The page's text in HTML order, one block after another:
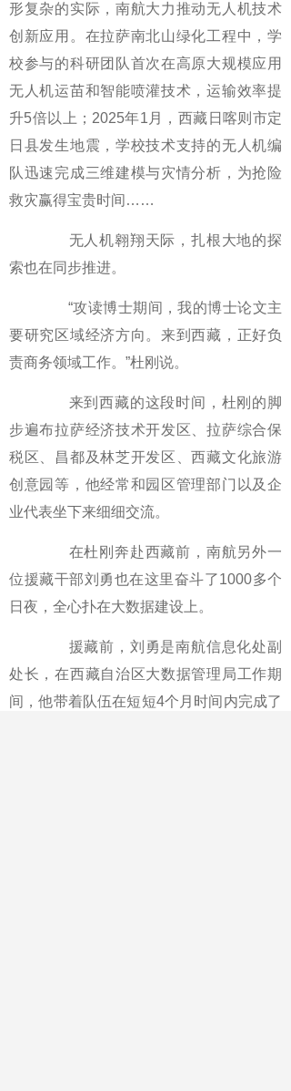
形复杂的实际，南航大力推动无人机技术
创新应用。在拉萨南北山绿化工程中，学
校参与的科研团队首次在高原大规模应用
无人机运苗和智能喷灌技术，运输效率提
升5倍以上；2025年1月，西藏日喀则市定
日县发生地震，学校技术支持的无人机编
队迅速完成三维建模与灾情分析，为抢险
救灾赢得宝贵时间……
无人机翱翔天际，扎根大地的探
索也在同步推进。
“攻读博士期间，我的博士论文主
要研究区域经济方向。来到西藏，正好负
责商务领域工作。”杜刚说。
来到西藏的这段时间，杜刚的脚
步遍布拉萨经济技术开发区、拉萨综合保
税区、昌都及林芝开发区、西藏文化旅游
创意园等，他经常和园区管理部门以及企
业代表坐下来细细交流。
在杜刚奔赴西藏前，南航另外一
位援藏干部刘勇也在这里奋斗了1000多个
日夜，全心扑在大数据建设上。
援藏前，刘勇是南航信息化处副
处长，在西藏自治区大数据管理局工作期
间，他带着队伍在短短4个月时间内完成了